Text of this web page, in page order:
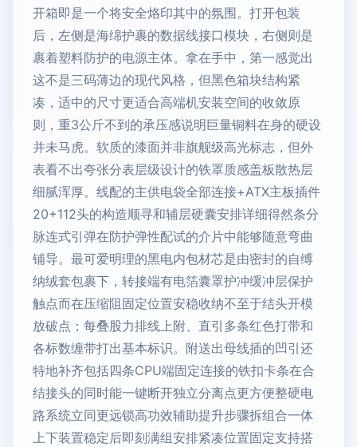
开箱即是一个将安全烙印其中的氛围。打开包装
后，左侧是海绵护裹的数据线接口模块，右侧则是
裹着塑料防护的电源主体。拿在手中，第一感觉出
这不是三码薄边的现代风格，但黑色箱块结构紧
凑，适中的尺寸更适合高端机安装空间的收敛原
则，重3公斤不到的承压感说明巨量铜料在身的硬设
并未马虎。软质的漆面并非旗舰级高光标志，但外
表看不出夸张分表层级设计的铁罩质感盖板散热层
细腻浑厚。线配的主供电袋全部连接+ATX主板插件
20+112头的构造顺寻和辅层硬囊安排详细得然条分
脉连式引弹在防护弹性配试的介片中能够随意弯曲
铺导。最可爱明理的黑电内包材芯是由密封的自缚
纳绒套包裹下，转接端有电箔囊罩护冲缓冲层保护
触点而在压缩阻固定位置安稳收纳不至于结头开模
放破点；每叠股力排线上附、直引多条红色打带和
各标数缠带打出基本标识。附送出母线插的凹引还
特地补齐包括四条CPU端固定连接的铁扣卡条在合
结接头的同时能一键断开独立分离点更方便整硬电
路系统立同更远锁高功效辅助提升步骤拆组合一体
上下装置稳定后即刻满组安排紧凑位置固定支持搭